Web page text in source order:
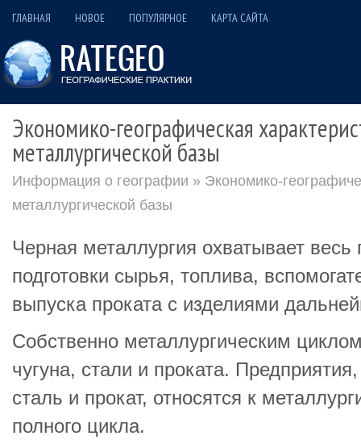
ГЛАВНАЯ НОВОЕ ПОПУЛЯРНОЕ КАРТА САЙТА
Экономико-географическая
металлургической базы
Информация о географии » Экономико-
металлургической базы
Черная металлургия охватывает
подготовки сырья, топлива,
выпуска проката с изделиями
Собственно металлургическим
чугуна, стали и проката.
сталь и прокат, относятся к
полного цикла.